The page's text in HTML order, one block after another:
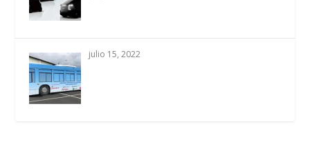
julio 15, 2022